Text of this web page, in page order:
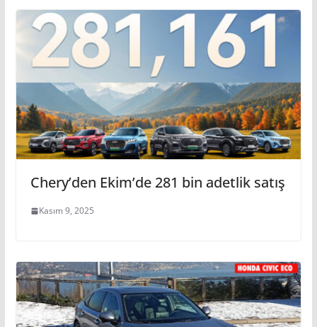
Chery’den Ekim’de 281 bin adetlik satış
Kasım 9, 2025